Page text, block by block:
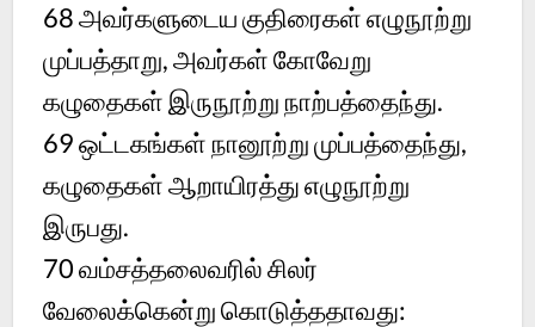
68 அவர்களுடைய குதிரைகள் எழுநூற்று
முப்பத்தாறு, அவர்கள் கோவேறு
கழுதைகள் இருநூற்று நாற்பத்தைந்து.
69 ஒட்டகங்கள் நானூற்று முப்பத்தைந்து,
கழுதைகள் ஆறாயிரத்து எழுநூற்று
இருபது.
70 வம்சத்தலைவரில் சிலர்
வேலைக்கென்று கொடுத்ததாவது: